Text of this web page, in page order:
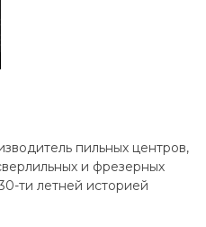
пильных центров,
и фрезерных
ти летней историей